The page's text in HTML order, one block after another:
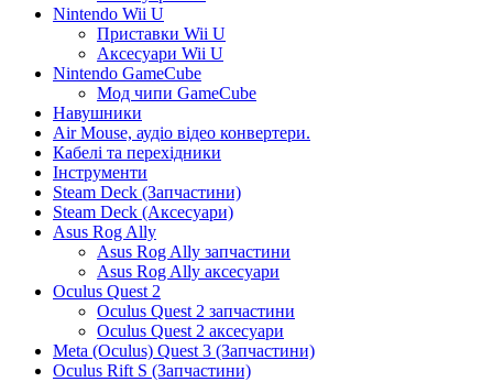
Nintendo Wii U
Приставки Wii U
Аксесуари Wii U
Nintendo GameCube
Мод чипи GameCube
Навушники
Air Mouse, аудіо відео конвертери.
Кабелі та перехідники
Інструменти
Steam Deck (Запчастини)
Steam Deck (Аксесуари)
Asus Rog Ally
Asus Rog Ally запчастини
Asus Rog Ally аксесуари
Oculus Quest 2
Oculus Quest 2 запчастини
Oculus Quest 2 аксесуари
Meta (Oculus) Quest 3 (Запчастини)
Oculus Rift S (Запчастини)